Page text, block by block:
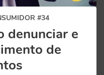
#34
denunciar e
de